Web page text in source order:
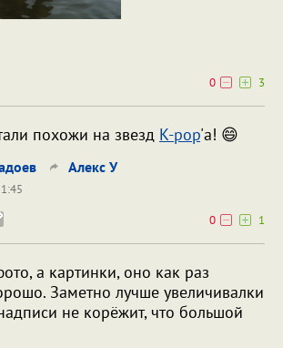
0
3
похожи на звезд K-pop'а! 😄
Алекс У
0
1
а картинки, оно как раз
Заметно лучше увеличивалки
не корёжит, что большой